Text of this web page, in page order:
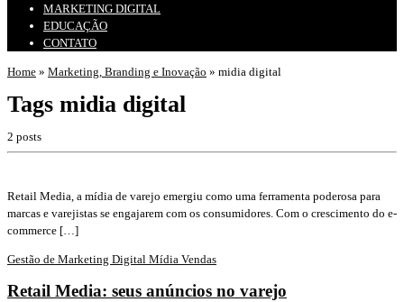
MARKETING DIGITAL
EDUCAÇÃO
CONTATO
Home » Marketing, Branding e Inovação » midia digital
Tags midia digital
2 posts
Retail Media, a mídia de varejo emergiu como uma ferramenta poderosa para
marcas e varejistas se engajarem com os consumidores. Com o crescimento do e-
commerce […]
Gestão de Marketing Digital Mídia Vendas
Retail Media: seus anúncios no varejo